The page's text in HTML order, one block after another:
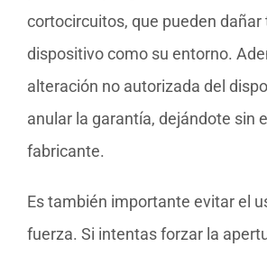
cortocircuitos, que pueden dañar
dispositivo como su entorno.
alteración no autorizada del
anular la garantía, dejándote sin
fabricante.
Es también importante evitar el
fuerza. Si intentas forzar la